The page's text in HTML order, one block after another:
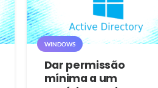
WINDOWS
Dar permissão
mínima a um